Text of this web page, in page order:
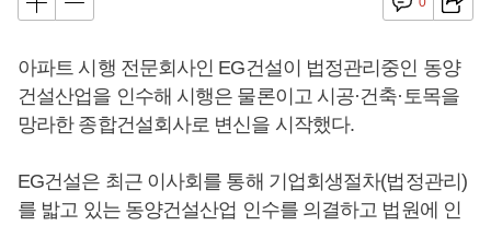
아파트 시행 전문회사인 EG건설이 법정관리중인 동양
건설산업을 인수해 시행은 물론이고 시공·건축·토목을
망라한 종합건설회사로 변신을 시작했다.
EG건설은 최근 이사회를 통해 기업회생절차(법정관리)
를 밟고 있는 동양건설산업 인수를 의결하고 법원에 인